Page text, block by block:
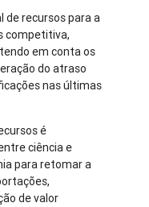
de recursos para a
competitiva,
em conta os
do atraso
nas últimas
é
ciência e
para retomar a
de valor